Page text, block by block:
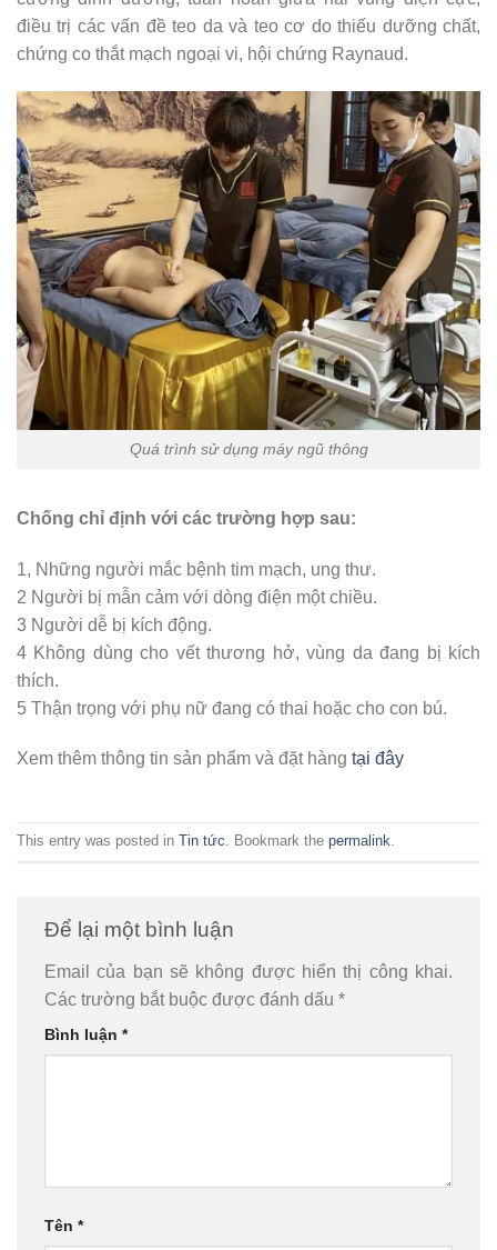
điều trị các vấn đề teo da và teo cơ do thiếu dưỡng chất,
chứng co thắt mạch ngoại vi, hội chứng Raynaud.
Quá trình sử dụng máy ngũ thông
Chống chỉ định với các trường hợp sau:
1, Những người mắc bệnh tim mạch, ung thư.
2 Người bị mẫn cảm với dòng điện một chiều.
3 Người dễ bị kích động.
4 Không dùng cho vết thương hở, vùng da đang bị kích
thích.
5 Thận trọng với phụ nữ đang có thai hoặc cho con bú.
Xem thêm thông tin sản phẩm và đặt hàng tại đây
This entry was posted in Tin tức. Bookmark the permalink.
Để lại một bình luận
Email của bạn sẽ không được hiển thị công khai.
Các trường bắt buộc được đánh dấu *
Bình luận *
Tên *